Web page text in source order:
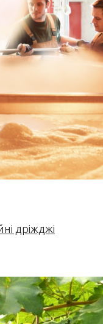
дріжджі